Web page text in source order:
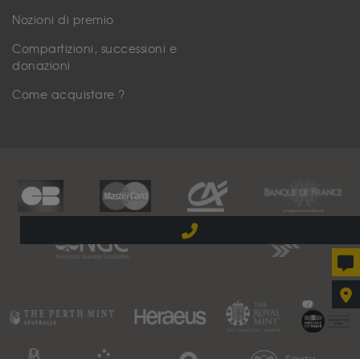
Nozioni di premio
Compartizioni, successioni e
donazioni
Come acquistare ?